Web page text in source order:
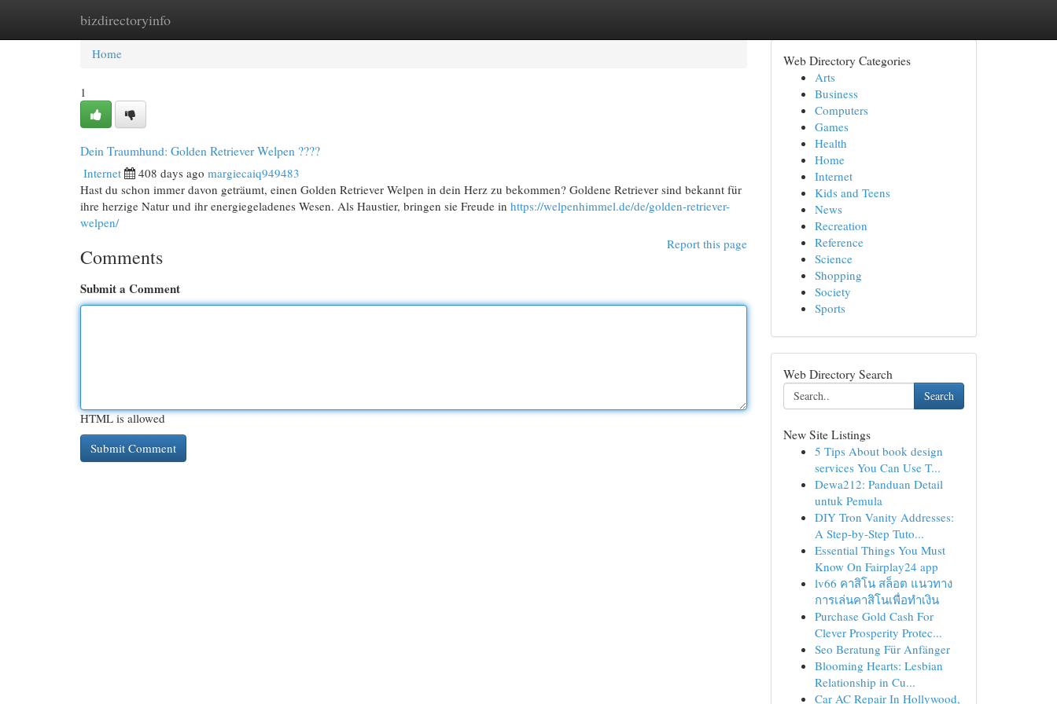
bizdirectoryinfo
Home New Site Listings
Home
1
Dein Traumhund: Golden Retriever Welpen ????
Internet 408 days ago margiecaiq949483
Hast du schon immer davon geträumt, einen Golden Retriever Welpen in dein Herz zu bekommen? Goldene Retriever sind bekannt für
ihre herzige Natur und ihr energiegeladenes Wesen. Als Haustier, bringen sie Freude in https://welpenhimmel.de/de/golden-retriever-
welpen/
Report this page
Comments
Submit a Comment
HTML is allowed
Web Directory Categories
Arts
Business
Computers
Games
Health
Home
Internet
Kids and Teens
News
Recreation
Reference
Science
Shopping
Society
Sports
Web Directory Search
Search
New Site Listings
5 Tips About book design
services You Can Use T...
Dewa212: Panduan Detail
untuk Pemula
DIY Tron Vanity Addresses:
A Step-by-Step Tuto...
Essential Things You Must
Know On Fairplay24 app
lv66 คาสิโน สล็อต แนวทาง
การเล่นคาสิโนเพื่อทำเงิน
Purchase Gold Cash For
Clever Prosperity Protec...
Seo Beratung Für Anfänger
Blooming Hearts: Lesbian
Relationship in Cu...
Car AC Repair In Hollywood,